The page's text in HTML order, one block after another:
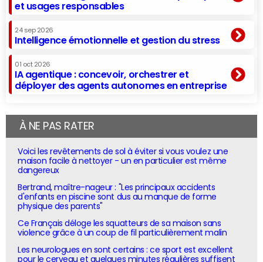
et usages responsables
24 sep 2026
Intelligence émotionnelle et gestion du stress
01 oct 2026
IA agentique : concevoir, orchestrer et
déployer des agents autonomes en entreprise
À NE PAS RATER
Voici les revêtements de sol à éviter si vous voulez une
maison facile à nettoyer - un en particulier est même
dangereux
Bertrand, maître-nageur : "Les principaux accidents
d'enfants en piscine sont dus au manque de forme
physique des parents"
Ce Français déloge les squatteurs de sa maison sans
violence grâce à un coup de fil particulièrement malin
Les neurologues en sont certains : ce sport est excellent
pour le cerveau et quelques minutes régulières suffisent